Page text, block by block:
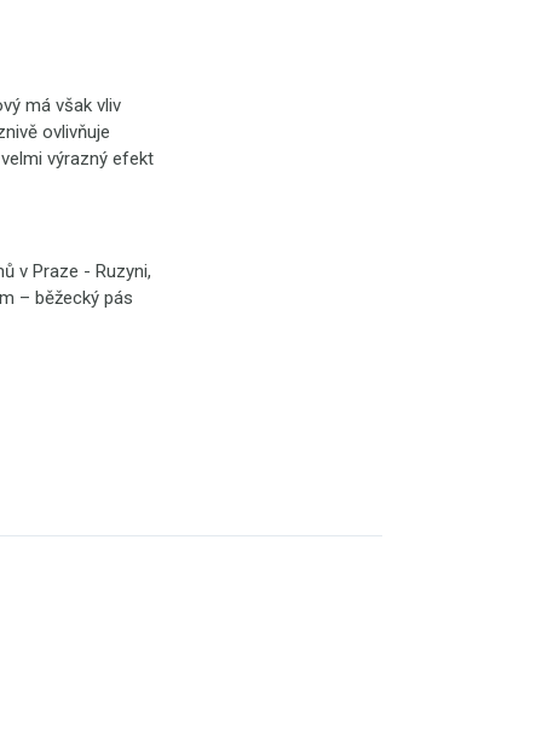
má však vliv
ovlivňuje
výrazný efekt
v Praze - Ruzyni,
– běžecký pás